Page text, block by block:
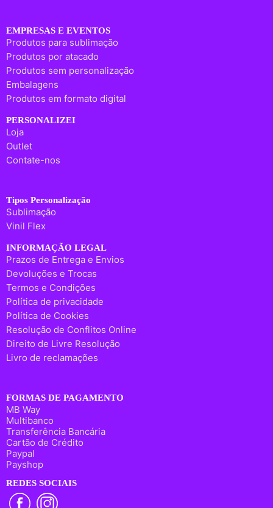
EMPRESAS E EVENTOS
Produtos para sublimação
Produtos por atacado
Produtos sem personalização
Embalagens
Produtos em formato digital
PERSONALIZEI
Loja
Outlet
Contate-nos
Tipos Personalização
Sublimação
Vinil Flex
INFORMAÇÃO LEGAL
Prazos de Entrega e Envios
Devoluções e Trocas
Termos e Condições
Política de privacidade
Política de Cookies
Resolução de Conflitos Online
Direito de Livre Resolução
Livro de reclamações
FORMAS DE PAGAMENTO
MB Way
Multibanco
Transferência Bancária
Cartão de Crédito
Paypal
Payshop
REDES SOCIAIS